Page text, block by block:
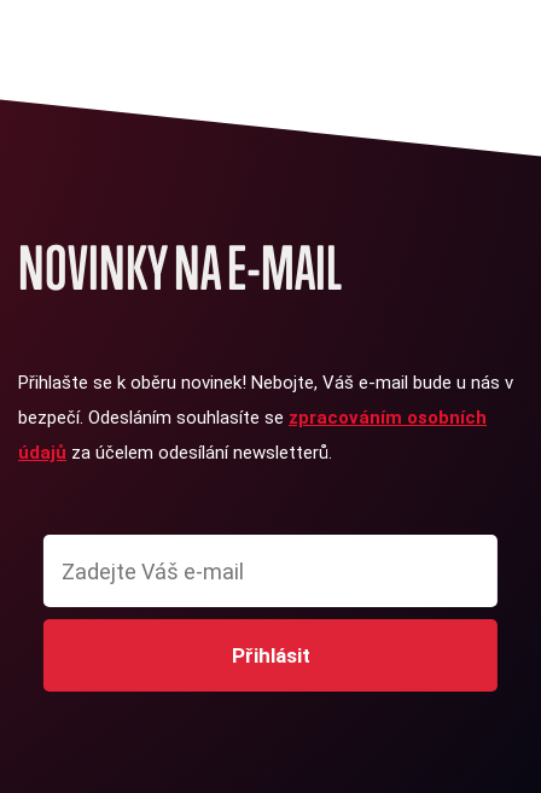
NOVINKY NA E-MAIL
Přihlašte se k oběru novinek! Nebojte, Váš e-mail bude u nás v
bezpečí. Odesláním souhlasíte se zpracováním osobních
údajů za účelem odesílání newsletterů.
Přihlásit